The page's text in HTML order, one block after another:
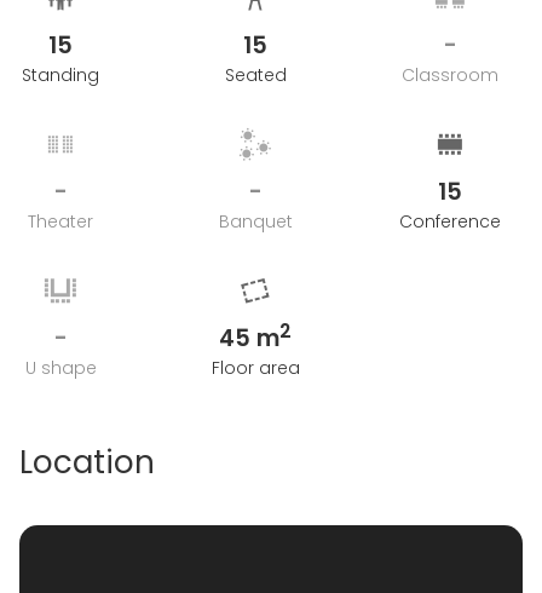
15
Standing
15
Seated
-
Classroom
-
Theater
-
Banquet
15
Conference
-
U shape
45 m2
Floor area
Location